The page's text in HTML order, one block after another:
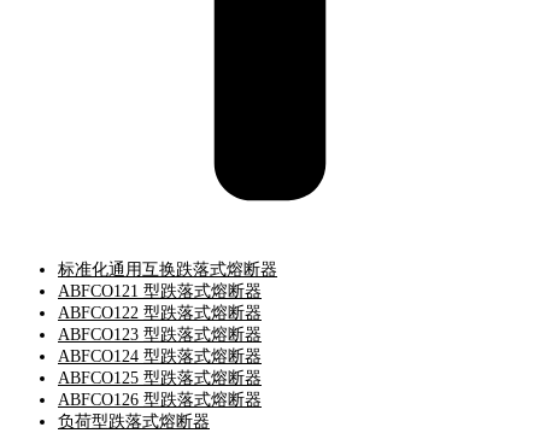
标准化通用互换跌落式熔断器
ABFCO121 型跌落式熔断器
ABFCO122 型跌落式熔断器
ABFCO123 型跌落式熔断器
ABFCO124 型跌落式熔断器
ABFCO125 型跌落式熔断器
ABFCO126 型跌落式熔断器
负荷型跌落式熔断器